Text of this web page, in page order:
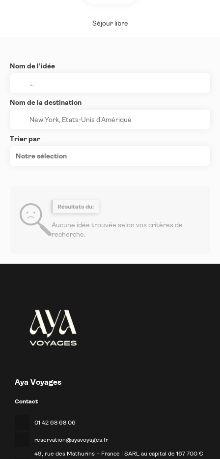
Séjour libre
Nom de l’idée
Nom de la destination
Trier par
Notre sélection
Résultats du:
Aucune idée trouvée selon vos critères de
recherche.
Aya Voyages
Contact
01 42 68 68 06
reservation@ayavoyages.fr
49, rue des Mathurins – France | SARL au capital de 167 700 €